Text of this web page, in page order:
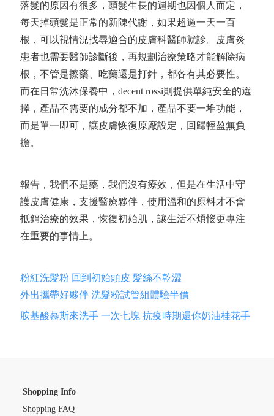
落髮的原因有很多，頭髮生長的週期也因個人而定，
每天掉頭髮是正常的新陳代謝，如果超過一天一百
根，可以視情況找尋適合的皮膚科醫師就診。
皮膚炎
患者也需要醫師診斷後，再規劃治療策略才能解除病
根， 不管是擦藥、吃藥還是打針，都各有其必要性。
而在日常洗沐保養中，decent rossi則提供單純安全的選
擇，產品不需要的成分都不加， 產品不要一堆功能，
而是單一即可，讓皮膚恢復原廠設定， 回歸輕盈無負
擔。
報告，我們不是藥，我們沒有療效，但是在生活中守
護皮膚健康，支援醫療夥伴，使用溫和的原料才不會
抵銷治療的效果，恢復初始肌，讓生活不煩惱更專注
在重要的事情上。
粉紅洗髮粉 回到初始頭皮 髮絲不乾澀
外出攜帶好夥伴 洗髮粉試管組體驗半價
胺基酸慕斯來洗手 一次七塊 抗疫時期還你奶油桂花手
Shopping Info
Shopping FAQ